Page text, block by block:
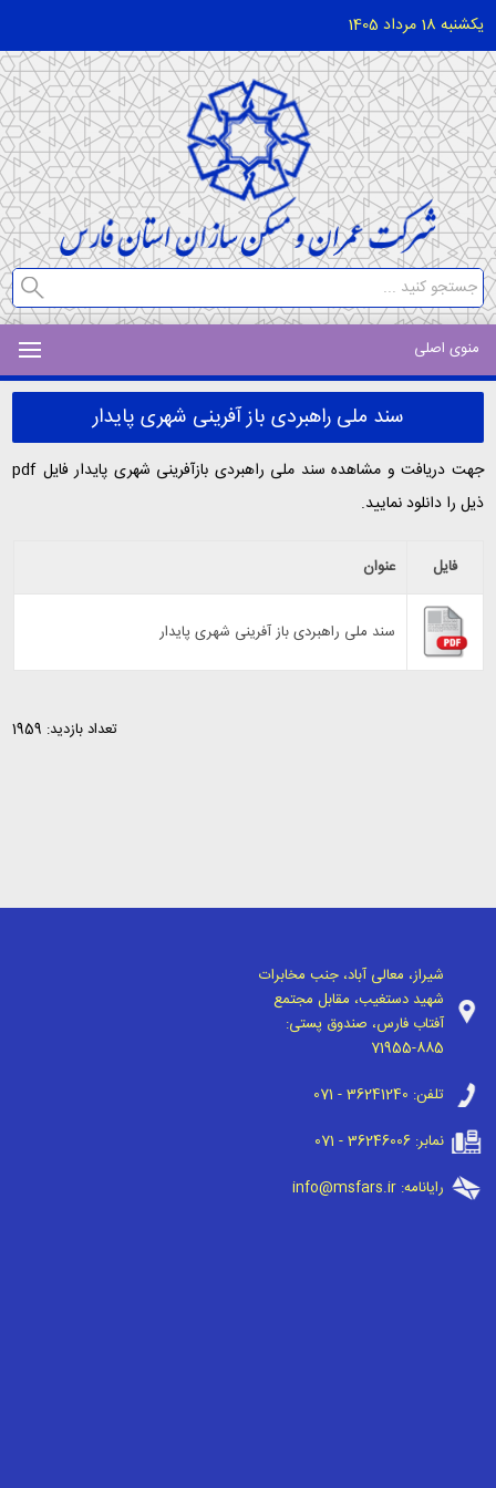
یکشنبه 18 مرداد 1405
منوی اصلی
سند ملی راهبردی باز آفرینی شهری پایدار
جهت دریافت و مشاهده سند ملی راهبردی بازآفرینی شهری پایدار فایل pdf
ذیل را دانلود نمایید.
فایل عنوان
سند ملی راهبردی باز آفرینی شهری پایدار
تعداد بازدید: 1959
شیراز، معالی آباد، جنب مخابرات
شهید دستغیب، مقابل مجتمع
آفتاب فارس، صندوق پستی:
71955-885
تلفن: 071 - 36241240
نمابر:071 - 36246006
رایانامه:info@msfars.ir